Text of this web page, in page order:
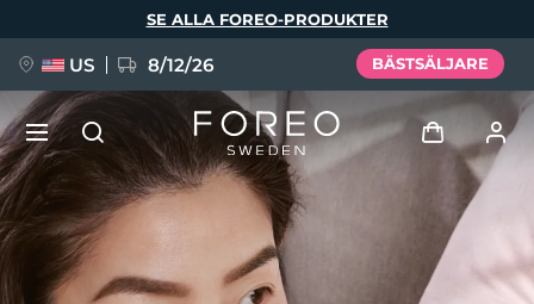
SE ALLA FOREO-PRODUKTER
US 8/12/26 BÄSTSÄLJARE
Logga in
Användarprofil
NYHET
BREAKING NEWS
Språk